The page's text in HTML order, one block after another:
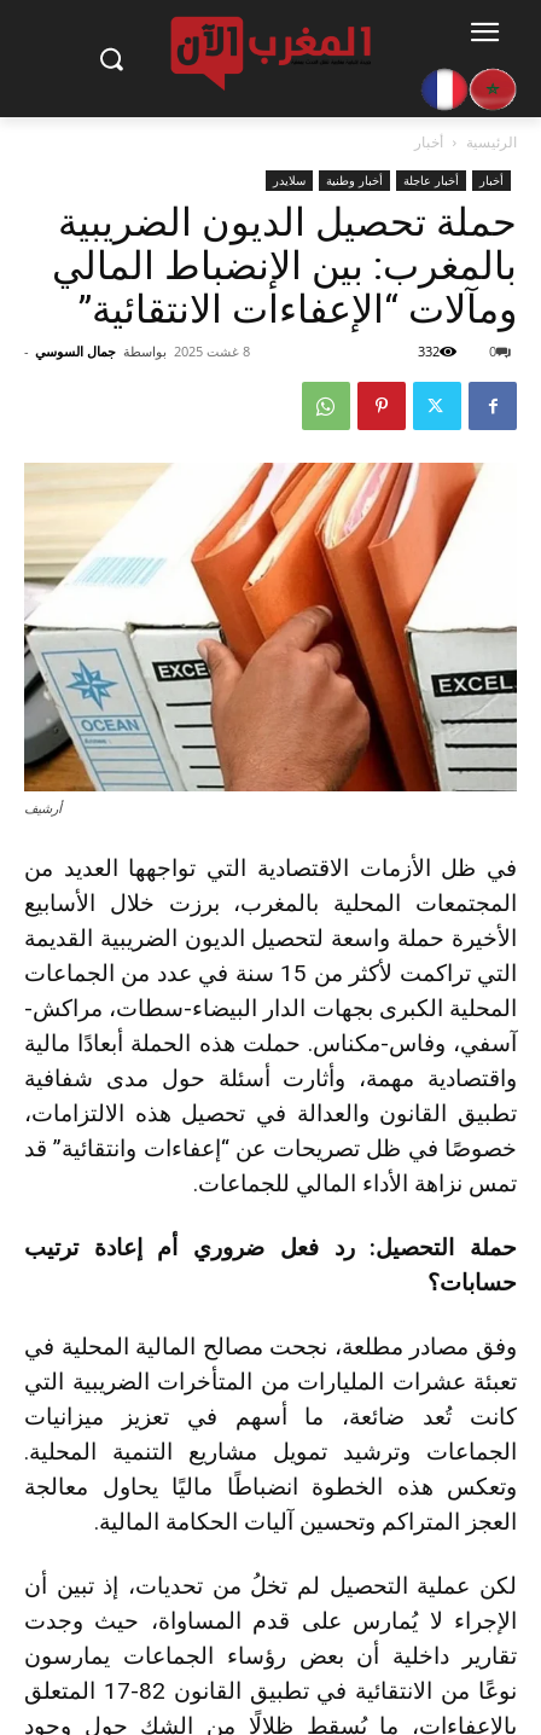
الرئيسية أخبار
أخبار أخبار عاجلة أخبار وطنية سلايدر
حملة تحصيل الديون الضريبية
بالمغرب: بين الإنضباط المالي
ومآلات “الإعفاءات الانتقائية”
بواسطة جمال السوسي - 8 غشت 2025 0
332
أرشيف
في ظل الأزمات الاقتصادية التي تواجهها العديد من
المجتمعات المحلية بالمغرب، برزت خلال الأسابيع
الأخيرة حملة واسعة لتحصيل الديون الضريبية القديمة
التي تراكمت لأكثر من 15 سنة في عدد من الجماعات
المحلية الكبرى بجهات الدار البيضاء-سطات، مراكش-
آسفي، وفاس-مكناس. حملت هذه الحملة أبعادًا مالية
واقتصادية مهمة، وأثارت أسئلة حول مدى شفافية
تطبيق القانون والعدالة في تحصيل هذه الالتزامات،
خصوصًا في ظل تصريحات عن “إعفاءات وانتقائية” قد
تمس نزاهة الأداء المالي للجماعات.
حملة التحصيل: رد فعل ضروري أم إعادة ترتيب
حسابات؟
وفق مصادر مطلعة، نجحت مصالح المالية المحلية في
تعبئة عشرات المليارات من المتأخرات الضريبية التي
كانت تُعد ضائعة، ما أسهم في تعزيز ميزانيات
الجماعات وترشيد تمويل مشاريع التنمية المحلية.
وتعكس هذه الخطوة انضباطًا ماليًا يحاول معالجة
العجز المتراكم وتحسين آليات الحكامة المالية.
لكن عملية التحصيل لم تخلُ من تحديات، إذ تبين أن
الإجراء لا يُمارس على قدم المساواة، حيث وجدت
تقارير داخلية أن بعض رؤساء الجماعات يمارسون
نوعًا من الانتقائية في تطبيق القانون 82-17 المتعلق
بالإعفاءات، ما يُسقط ظلالًا من الشك حول وجود